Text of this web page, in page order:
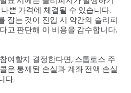
쁜 가격에 체결될 수 있습니다.
잡는 것이 진입 시 약간의 슬리피
고 판단해 이 비용을 감수합니다.
여할지 결정한다면, 스톱로스 주
은 통제된 손실과 계좌 전액 손실
다.